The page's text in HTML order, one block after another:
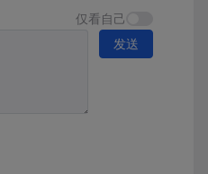
仅看自己
发送